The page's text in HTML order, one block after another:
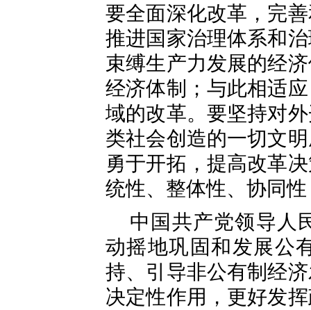
要全面深化改革，完
推进国家治理体系和
束缚生产力发展的经
经济体制；与此相适
域的改革。要坚持对
类社会创造的一切文
勇于开拓，提高改革
统性、整体性、协同
中国共产党领导人
动摇地巩固和发展公
持、引导非公有制经
决定性作用，更好发